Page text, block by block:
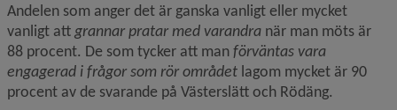
Andelen som anger det är ganska vanligt eller mycket
vanligt att grannar pratar med varandra när man möts är
88 procent. De som tycker att man förväntas vara
engagerad i frågor som rör området lagom mycket är 90
procent av de svarande på Västerslätt och Rödäng.